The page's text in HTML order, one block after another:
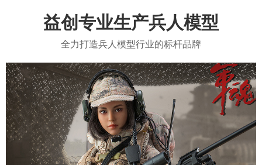
益创专业生产兵人模型
全力打造兵人模型行业的标杆品牌